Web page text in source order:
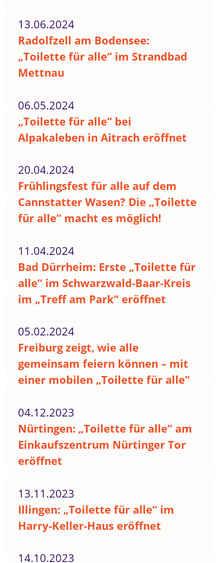
13.06.2024
Radolfzell am Bodensee:
„Toilette für alle“ im Strandbad
Mettnau
06.05.2024
„Toilette für alle“ bei
Alpakaleben in Aitrach eröffnet
20.04.2024
Frühlingsfest für alle auf dem
Cannstatter Wasen? Die „Toilette
für alle“ macht es möglich!
11.04.2024
Bad Dürrheim: Erste „Toilette für
alle“ im Schwarzwald-Baar-Kreis
im „Treff am Park“ eröffnet
05.02.2024
Freiburg zeigt, wie alle
gemeinsam feiern können – mit
einer mobilen „Toilette für alle“
04.12.2023
Nürtingen: „Toilette für alle“ am
Einkaufszentrum Nürtinger Tor
eröffnet
13.11.2023
Illingen: „Toilette für alle“ im
Harry-Keller-Haus eröffnet
14.10.2023